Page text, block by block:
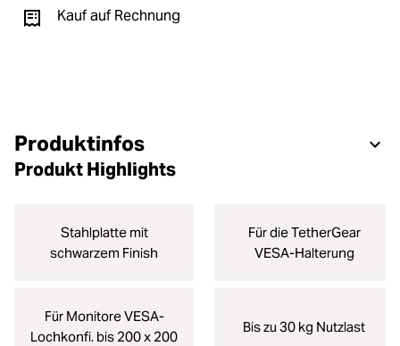
Kauf auf Rechnung
Produktinfos
Produkt Highlights
Stahlplatte mit
schwarzem Finish
Für die TetherGear
VESA-Halterung
Für Monitore VESA-
Lochkonfi. bis 200 x 200
Bis zu 30 kg Nutzlast